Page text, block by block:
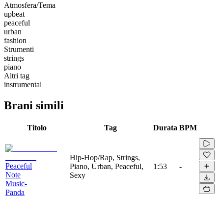
Atmosfera/Tema
upbeat
peaceful
urban
fashion
Strumenti
strings
piano
Altri tag
instrumental
Brani simili
Titolo Tag Durata BPM
Peaceful
Note
Music-
Panda
Hip-Hop/Rap, Strings,
Piano, Urban, Peaceful,
Sexy
1:53 -